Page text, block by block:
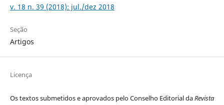
v. 18 n. 39 (2018): jul./dez 2018
Seção
Artigos
Licença
Os textos submetidos e aprovados pelo Conselho Editorial daRevista